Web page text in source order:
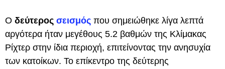
Ο δεύτερος σεισμός που σημειώθηκε λίγα λεπτά
αργότερα ήταν μεγέθους 5.2 βαθμών της Κλίμακας
Ρίχτερ στην ίδια περιοχή, επιτείνοντας την ανησυχία
των κατοίκων. Το επίκεντρο της δεύτερης